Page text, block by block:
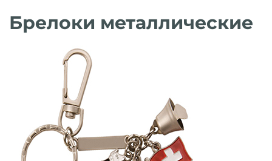
Брелоки металлические